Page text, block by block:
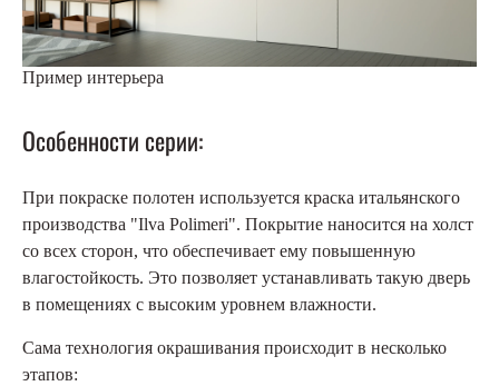
Пример интерьера
Особенности серии:
При покраске полотен используется краска итальянского
производства "Ilva Polimeri". Покрытие наносится на холст
со всех сторон, что обеспечивает ему повышенную
влагостойкость. Это позволяет устанавливать такую ​​дверь
в помещениях с высоким уровнем влажности.
Сама технология окрашивания происходит в несколько
этапов: